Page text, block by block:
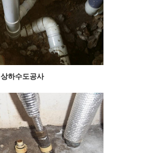
상하수도공사